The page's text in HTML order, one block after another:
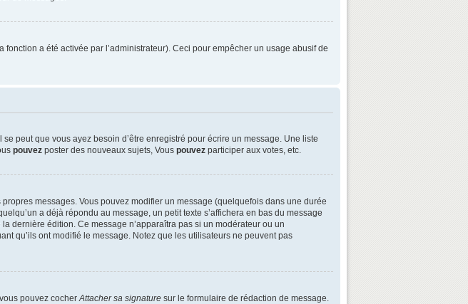
a été activée par l’administrateur). Ceci pour empêcher un usage abusif de
peut que vous ayez besoin d’être enregistré pour écrire un message. Une liste
pouvez poster des nouveaux sujets, Vous pouvez participer aux votes, etc.
messages. Vous pouvez modifier un message (quelquefois dans une durée
a déjà répondu au message, un petit texte s’affichera en bas du message
dernière édition. Ce message n’apparaîtra pas si un modérateur ou un
qu’ils ont modifié le message. Notez que les utilisateurs ne peuvent pas
pouvez cocherAttacher sa signature sur le formulaire de rédaction de message.